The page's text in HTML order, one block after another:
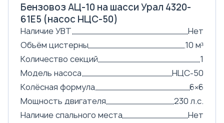
Бензовоз АЦ-10 на шасси Урал 4320-
61Е5 (насос НЦС-50)
Наличие УВТ
Нет
Объём цистерны
10 м³
Количество секций
1
Модель насоса
НЦС-50
Колёсная формула
6×6
Мощность двигателя
230 л.с.
Наличие спального места
Нет